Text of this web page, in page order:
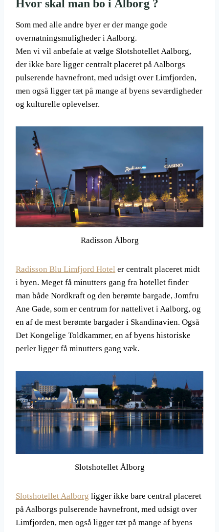
Hvor skal man bo i Ålborg ?
Som med alle andre byer er der mange gode
overnatningsmuligheder i Aalborg.
Men vi vil anbefale at vælge Slotshotellet Aalborg,
der ikke bare ligger centralt placeret på Aalborgs
pulserende havnefront, med udsigt over Limfjorden,
men også ligger tæt på mange af byens seværdigheder
og kulturelle oplevelser.
Radisson Ålborg
Radisson Blu Limfjord Hotel er centralt placeret midt
i byen. Meget få minutters gang fra hotellet finder
man både Nordkraft og den berømte bargade, Jomfru
Ane Gade, som er centrum for nattelivet i Aalborg, og
en af de mest berømte bargader i Skandinavien. Også
Det Kongelige Toldkammer, en af byens historiske
perler ligger få minutters gang væk.
Slotshotellet Ålborg
Slotshotellet Aalborg ligger ikke bare central placeret
på Aalborgs pulserende havnefront, med udsigt over
Limfjorden, men også ligger tæt på mange af byens